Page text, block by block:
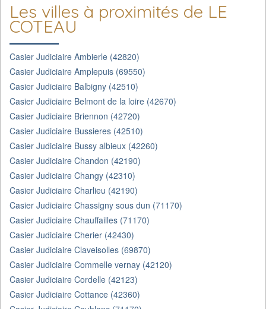
Les villes à proximités de LE
COTEAU
Casier Judiciaire Ambierle (42820)
Casier Judiciaire Amplepuis (69550)
Casier Judiciaire Balbigny (42510)
Casier Judiciaire Belmont de la loire (42670)
Casier Judiciaire Briennon (42720)
Casier Judiciaire Bussieres (42510)
Casier Judiciaire Bussy albieux (42260)
Casier Judiciaire Chandon (42190)
Casier Judiciaire Changy (42310)
Casier Judiciaire Charlieu (42190)
Casier Judiciaire Chassigny sous dun (71170)
Casier Judiciaire Chauffailles (71170)
Casier Judiciaire Cherier (42430)
Casier Judiciaire Claveisolles (69870)
Casier Judiciaire Commelle vernay (42120)
Casier Judiciaire Cordelle (42123)
Casier Judiciaire Cottance (42360)